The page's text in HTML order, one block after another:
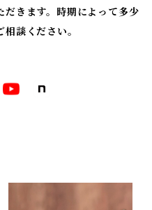
きます。時期によって多少
談ください。